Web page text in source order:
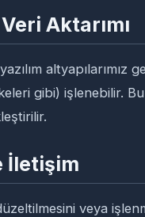
Aktarımı
altyapılarımız
gibi) işlenebilir.
İletişim
veya